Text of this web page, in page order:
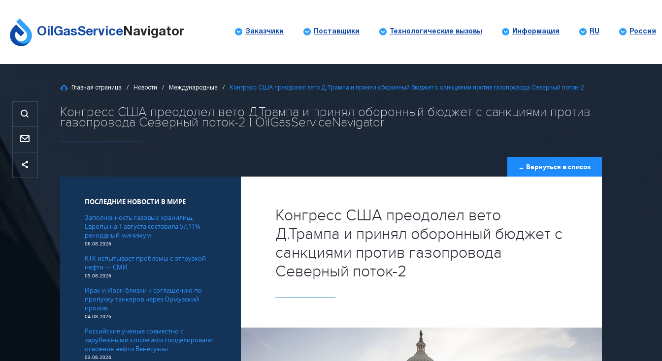
OilGasService Navigator Заказчики Поставщики Технологические вызовы Информация RU Россия
Главная страница Новости Международные Конгресс США преодолел вето Д.Трампа и принял оборонный бюджет с санкциями против газопровода Северный поток-2
Конгресс США преодолел вето Д.Трампа и принял оборонный бюджет с санкциями против
газопровода Северный поток-2 | OilGasServiceNavigator
← Вернуться в список
ПОСЛЕДНИЕ НОВОСТИ В МИРЕ
Заполненность газовых хранилищ
Европы на 1 августа составила 57,11% —
рекордный минимум
06.08.2026
КТК испытывает проблемы с отгрузкой
нефти — СМИ
05.08.2026
Ирак и Иран близки к соглашению по
пропуску танкеров через Ормузский
пролив
04.08.2026
Российские ученые совместно с
зарубежными коллегами смоделировали
освоение нефти Венесуэлы
03.08.2026
Конгресс США преодолел вето
Д.Трампа и принял оборонный бюджет с
санкциями против газопровода
Северный поток-2